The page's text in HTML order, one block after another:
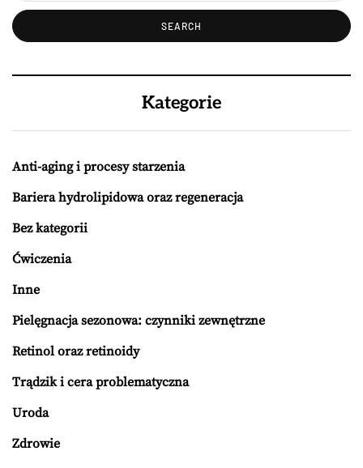
Kategorie
Anti-aging i procesy starzenia
Bariera hydrolipidowa oraz regeneracja
Bez kategorii
Ćwiczenia
Inne
Pielęgnacja sezonowa: czynniki zewnętrzne
Retinol oraz retinoidy
Trądzik i cera problematyczna
Uroda
Zdrowie